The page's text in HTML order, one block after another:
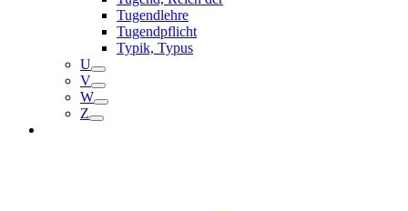
Tugendlehre
Tugendpflicht
Typik, Typus
U
V
W
Z